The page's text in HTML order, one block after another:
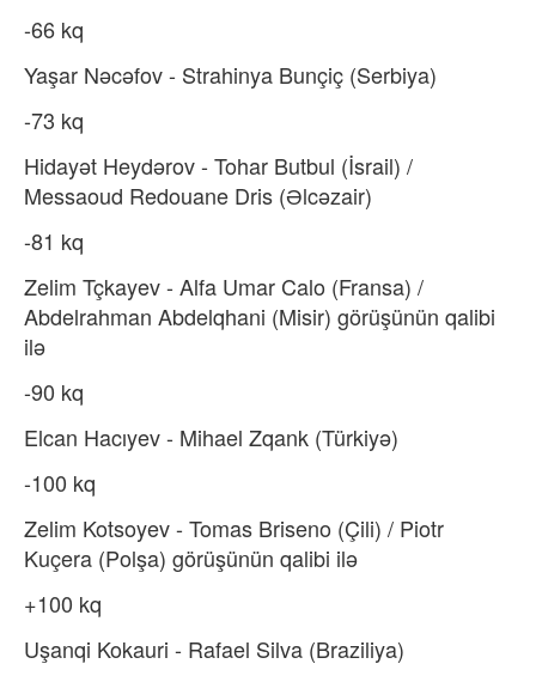
-66 kq
Yaşar Nəcəfov - Strahinya Bunçiç (Serbiya)
-73 kq
Hidayət Heydərov - Tohar Butbul (İsrail) /
Messaoud Redouane Dris (Əlcəzair)
-81 kq
Zelim Tçkayev - Alfa Umar Calo (Fransa) /
Abdelrahman Abdelqhani (Misir) görüşünün qalibi
ilə
-90 kq
Elcan Hacıyev - Mihael Zqank (Türkiyə)
-100 kq
Zelim Kotsoyev - Tomas Briseno (Çili) / Piotr
Kuçera (Polşa) görüşünün qalibi ilə
+100 kq
Uşanqi Kokauri - Rafael Silva (Braziliya)